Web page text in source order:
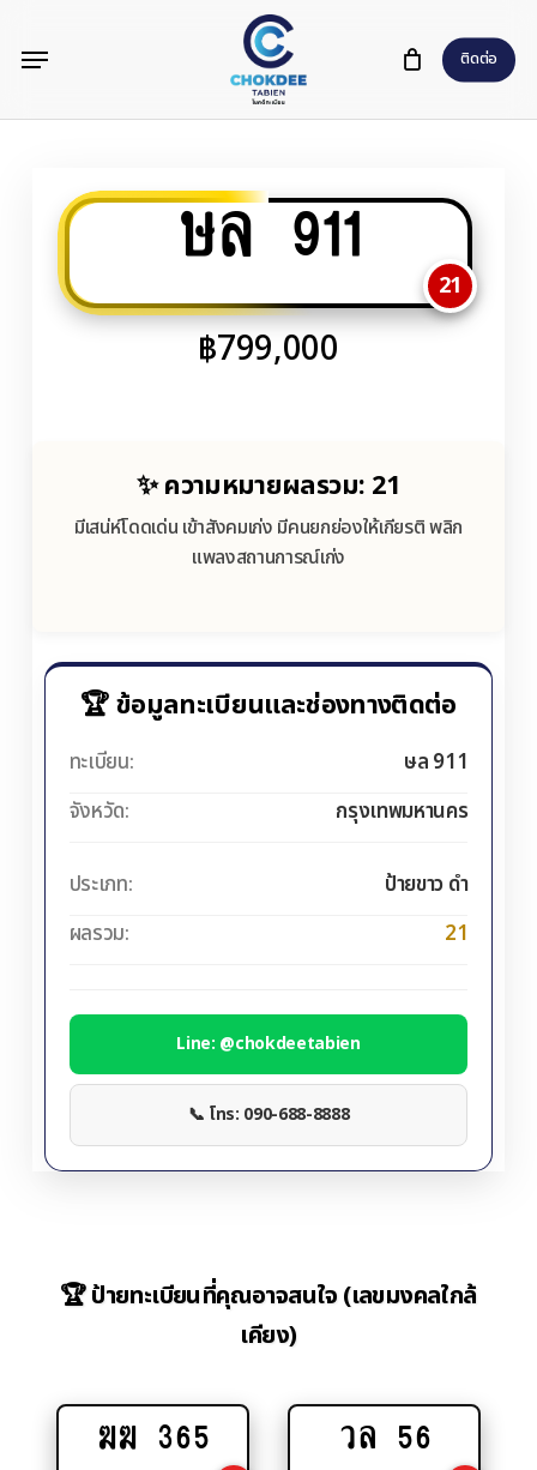
content
ติดต่อ
Menu
ษล 911
21
฿799,000
✨ ความหมายผลรวม: 21
มีเสน่ห์โดดเด่น เข้าสังคมเก่ง มีคนยกย่องให้เกียรติ พลิก
แพลงสถานการณ์เก่ง
🏆 ข้อมูลทะเบียนและช่องทางติดต่อ
ทะเบียน:
ษล 911
จังหวัด:
กรุงเทพมหานคร
ประเภท:
ป้ายขาว ดำ
ผลรวม:
21
Line: @chokdeetabien
📞 โทร: 090-688-8888
🏆 ป้ายทะเบียนที่คุณอาจสนใจ (เลขมงคลใกล้
เคียง)
Add
ฆฆ 365
Add
วล 56